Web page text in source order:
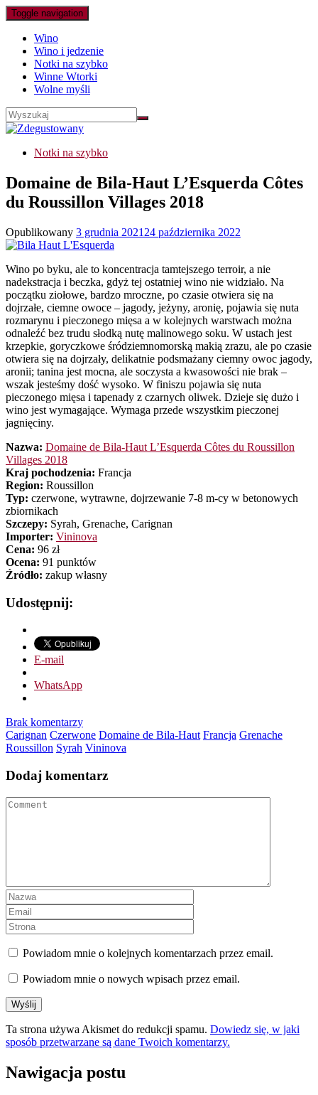
Toggle navigation
Wino
Wino i jedzenie
Notki na szybko
Winne Wtorki
Wolne myśli
Notki na szybko
Domaine de Bila-Haut L’Esquerda Côtes
du Roussillon Villages 2018
Opublikowany 3 grudnia 2021 24 października 2022
Wino po byku, ale to koncentracja tamtejszego terroir, a nie
nadekstracja i beczka, gdyż tej ostatniej wino nie widziało. Na
początku ziołowe, bardzo mroczne, po czasie otwiera się na
dojrzałe, ciemne owoce – jagody, jeżyny, aronię, pojawia się nuta
rozmarynu i pieczonego mięsa a w kolejnych warstwach można
odnaleźć bez trudu słodką nutę malinowego soku. W ustach jest
krzepkie, goryczkowe śródziemnomorską makią zrazu, ale po czasie
otwiera się na dojrzały, delikatnie podsmażany ciemny owoc jagody,
aronii; tanina jest mocna, ale soczysta a kwasowości nie brak –
wszak jesteśmy dość wysoko. W finiszu pojawia się nuta
pieczonego mięsa i tapenady z czarnych oliwek. Dzieje się dużo i
wino jest wymagające. Wymaga przede wszystkim pieczonej
jagnięciny.
Nazwa: Domaine de Bila-Haut L’Esquerda Côtes du Roussillon
Villages 2018
Kraj pochodzenia: Francja
Region: Roussillon
Typ: czerwone, wytrawne, dojrzewanie 7-8 m-cy w betonowych
zbiornikach
Szczepy: Syrah, Grenache, Carignan
Importer: Vininova
Cena: 96 zł
Ocena: 91 punktów
Źródło: zakup własny
Udostępnij:
E-mail
WhatsApp
Brak komentarzy
Carignan Czerwone Domaine de Bila-Haut Francja Grenache
Roussillon Syrah Vininova
Dodaj komentarz
Powiadom mnie o kolejnych komentarzach przez email.
Powiadom mnie o nowych wpisach przez email.
Ta strona używa Akismet do redukcji spamu. Dowiedz się, w jaki
sposób przetwarzane są dane Twoich komentarzy.
Nawigacja postu